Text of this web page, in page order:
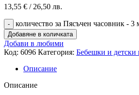
13,55 € / 26,50 лв.
количество за Пясъчен часовник - 3
Добавяне в количката
Добави в любими
Код: 6096 Категория: Бебешки и детски
Описание
Описание